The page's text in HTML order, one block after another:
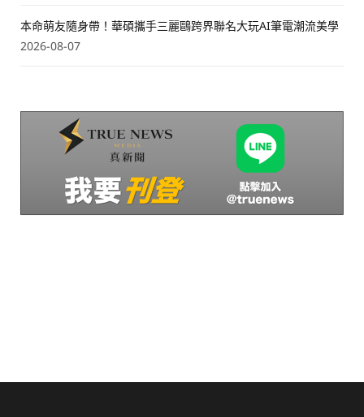
本命萌友隨身帶！華碩攜手三麗鷗跨界聯名大玩AI筆電潮流美學
2026-08-07